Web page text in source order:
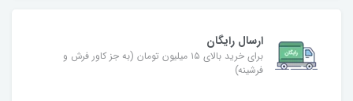
ارسال رایگان
برای خرید بالای ۱۵ میلیون تومان (به جز کاور فرش و
فرشینه)